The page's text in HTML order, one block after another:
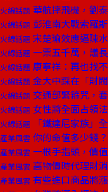
火線話題 華航摔飛機，劉
火線話題 彭淮南大戰索羅斯
火線話題 宋楚瑜效應逼陳
火線話題 一票五千萬，議
火線話題 康寧祥：再也找
火線話題 金大中踩在「財
火線話題 交通部緊箍咒，
火線話題 女性將全面占領
火線話題 「鐵達尼家族」
產業風雲 你的命值多少錢？
產業風雲 一根手指頭，價
產業風雲 高物價時代理財
產業風雲 有些進口商品將